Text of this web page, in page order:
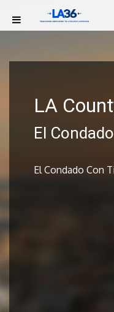
LA
El
El Condado Con